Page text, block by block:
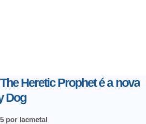
Heretic Prophet é a nova
Dog
por lacmetal